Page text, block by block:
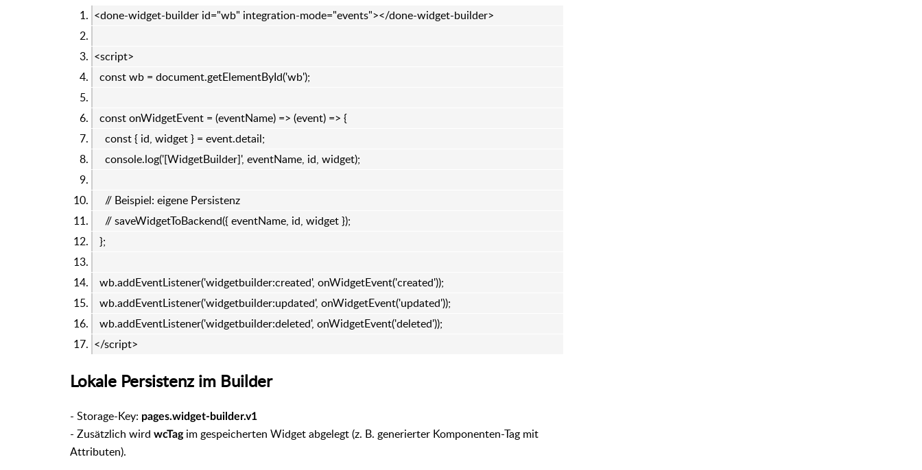
<done-widget-builder id="wb" integration-mode="events"></done-widget-builder>
<script>
const wb = document.getElementById('wb');
const onWidgetEvent = (eventName) => (event) => {
const { id, widget } = event.detail;
console.log('[WidgetBuilder]', eventName, id, widget);
// Beispiel: eigene Persistenz
// saveWidgetToBackend({ eventName, id, widget });
};
wb.addEventListener('widgetbuilder:created', onWidgetEvent('created'));
wb.addEventListener('widgetbuilder:updated', onWidgetEvent('updated'));
wb.addEventListener('widgetbuilder:deleted', onWidgetEvent('deleted'));
</script>
Lokale Persistenz im Builder
- Storage-Key: pages.widget-builder.v1
- Zusätzlich wird wcTagim gespeicherten Widget abgelegt (z. B. generierter Komponenten-Tag mit
Attributen).